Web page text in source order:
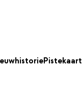
Pistekaart